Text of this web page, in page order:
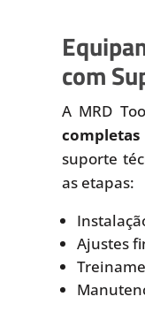
com
A MRD
suporte
as etapas:
Ajustes